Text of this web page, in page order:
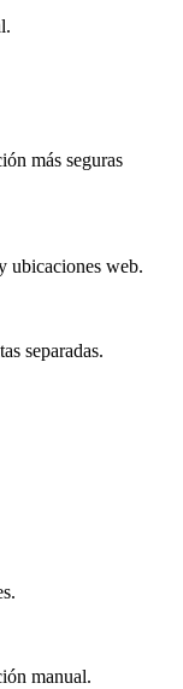
más seguras
ubicaciones web.
separadas.
manual.